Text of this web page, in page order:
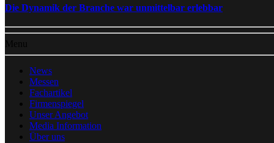
Die Dynamik der Branche war unmittelbar erlebbar
Menu
News
Messen
Fachartikel
Firmenspiegel
Unser Angebot
Media Information
Über uns